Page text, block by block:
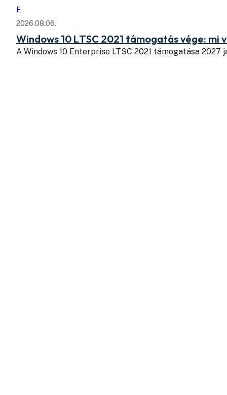
F
2026.08.06.
Windows 10 LTSC 2021 támogatás vége: mi
A Windows 10 Enterprise LTSC 2021 támogatása 2027